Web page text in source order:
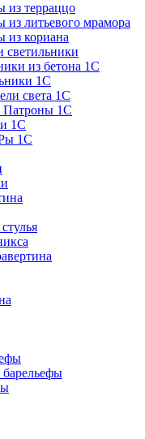
из терраццо
из литьевого мрамора
из кориана
из бетона 1С
1С
света 1С
1С
1С
1С